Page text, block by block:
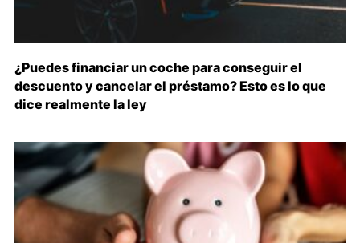
¿Puedes financiar un coche para conseguir el
descuento y cancelar el préstamo? Esto es lo que
dice realmente la ley